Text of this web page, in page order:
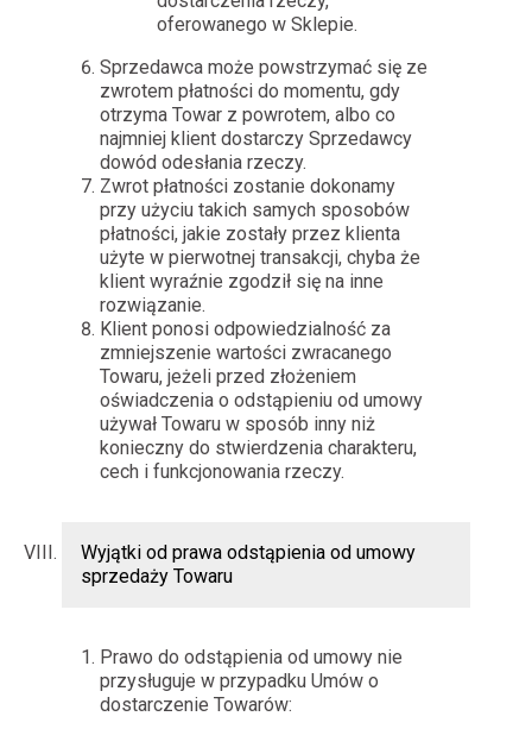
oferowanego w Sklepie.
Sprzedawca może powstrzymać się ze
zwrotem płatności do momentu, gdy
otrzyma Towar z powrotem, albo co
najmniej klient dostarczy Sprzedawcy
dowód odesłania rzeczy.
Zwrot płatności zostanie dokonamy
przy użyciu takich samych sposobów
płatności, jakie zostały przez klienta
użyte w pierwotnej transakcji, chyba że
klient wyraźnie zgodził się na inne
rozwiązanie.
Klient ponosi odpowiedzialność za
zmniejszenie wartości zwracanego
Towaru, jeżeli przed złożeniem
oświadczenia o odstąpieniu od umowy
używał Towaru w sposób inny niż
konieczny do stwierdzenia charakteru,
cech i funkcjonowania rzeczy.
Wyjątki od prawa odstąpienia od umowy
sprzedaży Towaru
Prawo do odstąpienia od umowy nie
przysługuje w przypadku Umów o
dostarczenie Towarów: